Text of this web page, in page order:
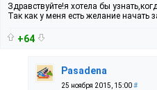
Здравствуйте!я хотела бы
Так как у меня есть желание начать
+64
Pasadena
25 ноября 2015, 15:00#